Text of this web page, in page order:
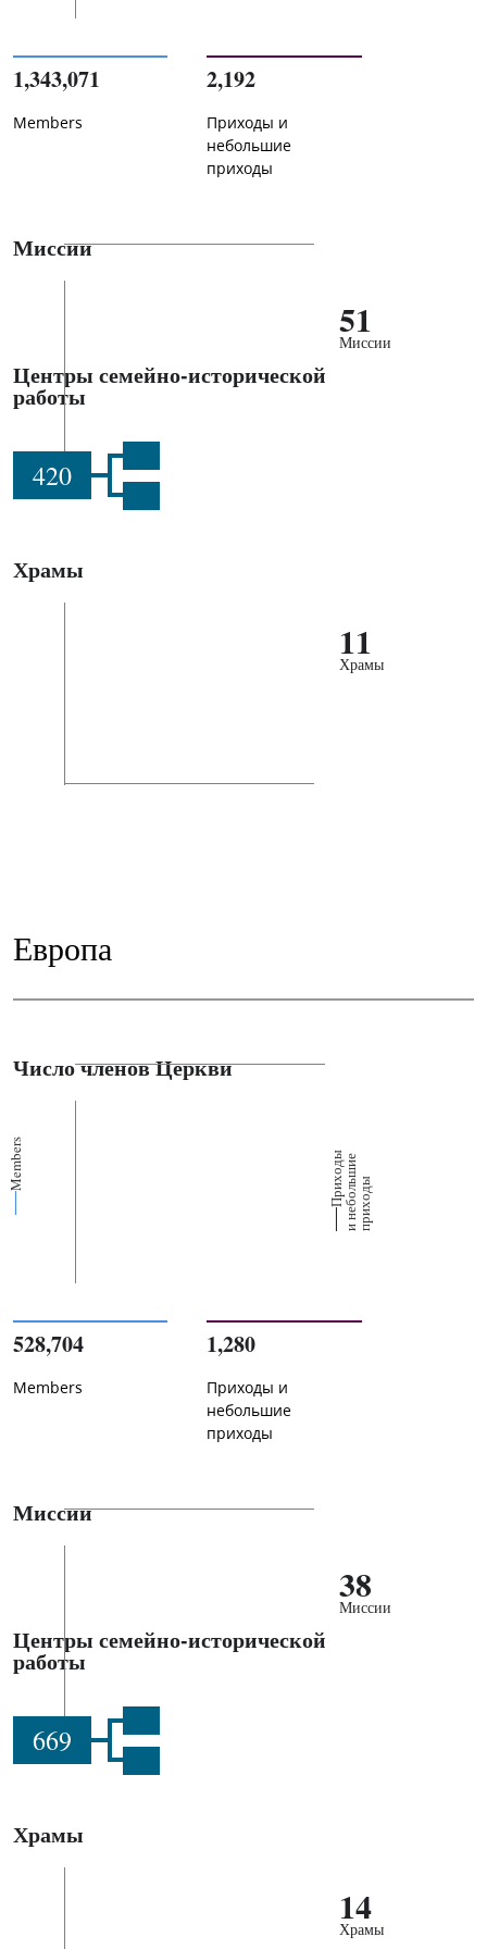
1,343,071
Members
2,192
Приходы и
небольшие
приходы
Миссии
51
Миссии
Центры семейно-исторической
работы
420
Храмы
11
Храмы
Европа
Число членов Церкви
Members П
р
их
о
д
ы
и
н
е
б
о
ль
ш
ие
п
р
и
х
о
ды
528,704
Members
1,280
Приходы и
небольшие
приходы
Миссии
38
Миссии
Центры семейно-исторической
работы
669
Храмы
14
Храмы